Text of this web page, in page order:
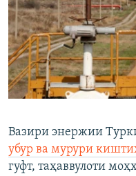
Вазири энержии
убур ва мурури
гуфт, таҳаввулоти